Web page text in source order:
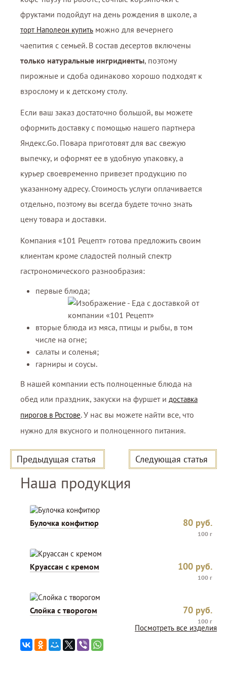
фруктами подойдут на день рождения в школе, а
торт Наполеон купить можно для вечернего
чаепития с семьей. В состав десертов включены
только натуральные ингридиенты, поэтому
пирожные и сдоба одинаково хорошо подходят к
взрослому и к детскому столу.
Если ваш заказ достаточно большой, вы можете
оформить доставку с помощью нашего партнера
Яндекс.Go. Повара приготовят для вас свежую
выпечку, и оформят ее в удобную упаковку, а
курьер своевременно привезет продукцию по
указанному адресу. Стоимость услуги оплачивается
отдельно, поэтому вы всегда будете точно знать
цену товара и доставки.
Компания «101 Рецепт» готова предложить своим
клиентам кроме сладостей полный спектр
гастрономического разнообразия:
первые блюда;
вторые блюда из мяса, птицы и рыбы, в том
числе на огне;
салаты и соленья;
гарниры и соусы.
В нашей компании есть полноценные блюда на
обед или праздник, закуски на фуршет и доставка
пирогов в Ростове. У нас вы можете найти все, что
нужно для вкусного и полноценного питания.
Предыдущая статья Следующая статья
Наша продукция
Булочка конфитюр 80 руб.
100 г
Круассан с кремом 100 руб.
100 г
Слойка с творогом 70 руб.
100 г
Посмотреть все изделия